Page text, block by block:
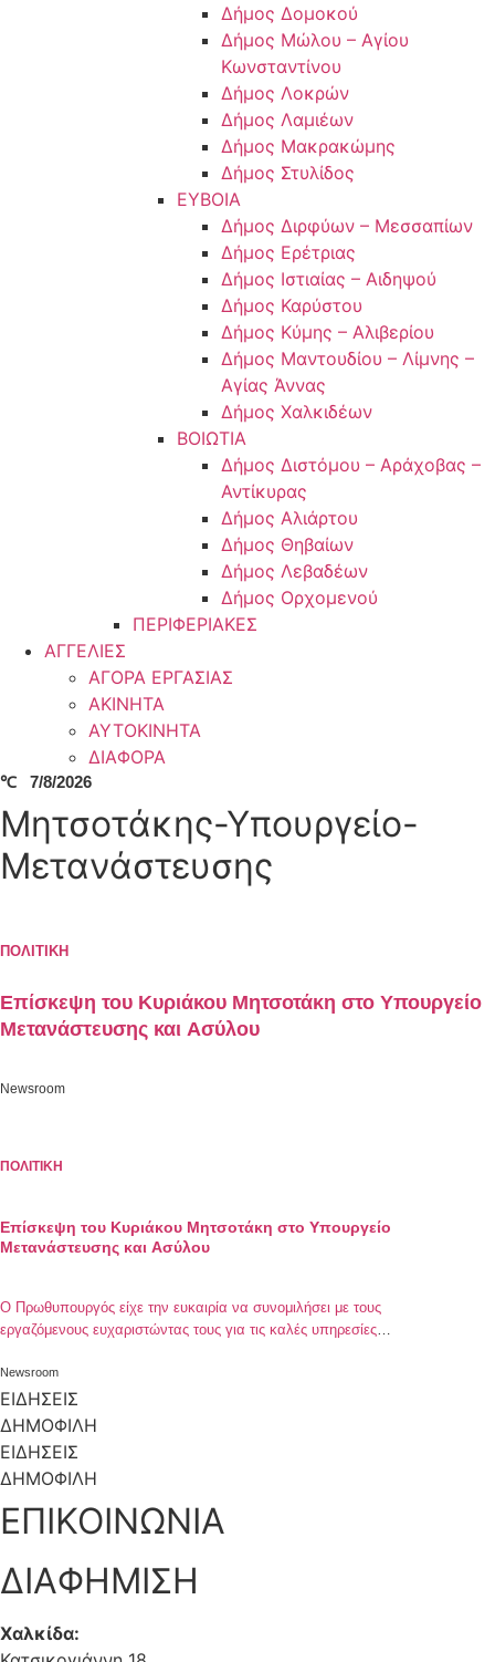
Δήμος Δομοκού
Δήμος Μώλου – Αγίου
Κωνσταντίνου
Δήμος Λοκρών
Δήμος Λαμιέων
Δήμος Μακρακώμης
Δήμος Στυλίδος
ΕΥΒΟΙΑ
Δήμος Διρφύων – Μεσσαπίων
Δήμος Ερέτριας
Δήμος Ιστιαίας – Αιδηψού
Δήμος Καρύστου
Δήμος Κύμης – Αλιβερίου
Δήμος Μαντουδίου – Λίμνης –
Αγίας Άννας
Δήμος Χαλκιδέων
ΒΟΙΩΤΙΑ
Δήμος Διστόμου – Αράχοβας –
Αντίκυρας
Δήμος Αλιάρτου
Δήμος Θηβαίων
Δήμος Λεβαδέων
Δήμος Ορχομενού
ΠΕΡΙΦΕΡΙΑΚΕΣ
ΑΓΓΕΛΙΕΣ
ΑΓΟΡΑ ΕΡΓΑΣΙΑΣ
ΑΚΙΝΗΤΑ
ΑΥΤΟΚΙΝΗΤΑ
ΔΙΑΦΟΡΑ
℃ 7/8/2026
Μητσοτάκης-Υπουργείο-
Μετανάστευσης
ΠΟΛΙΤΙΚΗ
Eπίσκεψη του Κυριάκου Μητσοτάκη στο Υπουργείο
Μετανάστευσης και Ασύλου
Newsroom
ΠΟΛΙΤΙΚΗ
Eπίσκεψη του Κυριάκου Μητσοτάκη στο Υπουργείο
Μετανάστευσης και Ασύλου
Ο Πρωθυπουργός είχε την ευκαιρία να συνομιλήσει με τους
εργαζόμενους ευχαριστώντας τους για τις καλές υπηρεσίες
Newsroom
ΕΙΔΗΣΕΙΣ
ΔΗΜΟΦΙΛΗ
ΕΙΔΗΣΕΙΣ
ΔΗΜΟΦΙΛΗ
ΕΠΙΚΟΙΝΩΝΙΑ
ΔΙΑΦΗΜΙΣΗ
Χαλκίδα: